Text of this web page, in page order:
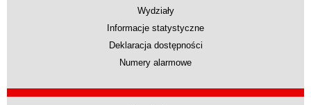
Wydziały
Informacje statystyczne
Deklaracja dostępności
Numery alarmowe